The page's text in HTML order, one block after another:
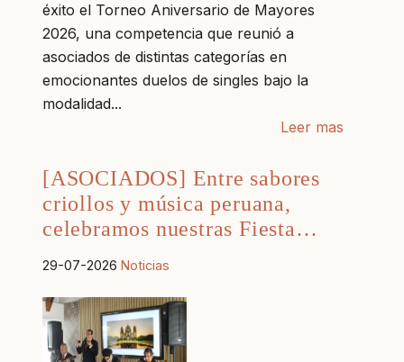
éxito el Torneo Aniversario de Mayores
2026, una competencia que reunió a
asociados de distintas categorías en
emocionantes duelos de singles bajo la
modalidad...
Leer mas
[ASOCIADOS] Entre sabores
criollos y música peruana,
celebramos nuestras Fiesta…
29-07-2026 Noticias